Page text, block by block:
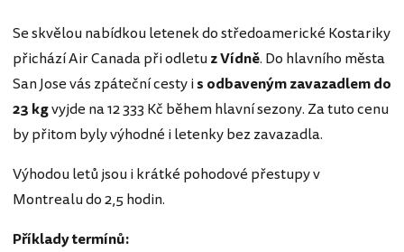
Se skvělou nabídkou letenek do středoamerické Kostariky
přichází Air Canada při odletuz Vídně. Do hlavního města
San Jose vás zpáteční cesty is odbaveným zavazadlem do
23 kgvyjde na 12 333 Kč během hlavní sezony. Za tuto cenu
by přitom byly výhodné i letenky bez zavazadla.
Výhodou letů jsou i krátké pohodové přestupy v
Montrealu do 2,5 hodin.
Příklady termínů: